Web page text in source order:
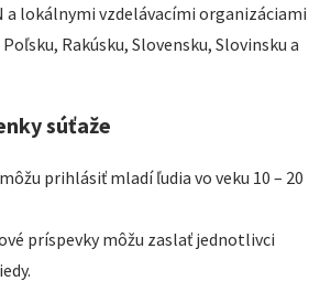
a lokálnymi vzdelávacími organizáciami
Rakúsku, Slovensku, Slovinsku a
súťaže
prihlásiť mladí ľudia vo veku 10 – 20
príspevky môžu zaslať jednotlivci